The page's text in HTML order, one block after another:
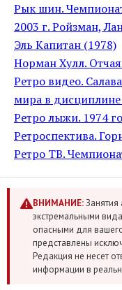
Рык шин.
2003 г. Ройзман,
Эль Капитан (1978)
Норман Хулл.
Ретро видео.
мира в
Ретро лыжи. 1974
Ретроспектива.
Ретро ТВ.
ВНИМАНИЕ:Занятия
экстремальными
опасными для
представлены
Редакция не несет
информации в